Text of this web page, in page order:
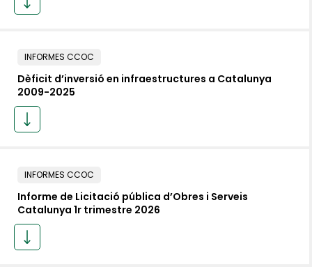
INFORMES CCOC
Dèficit d’inversió en infraestructures a Catalunya
2009-2025
INFORMES CCOC
Informe de Licitació pública d’Obres i Serveis
Catalunya 1r trimestre 2026